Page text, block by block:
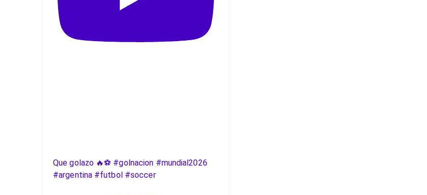
Que golazo 🔥⚽️ #golnacion #mundial2026
#argentina #futbol #soccer